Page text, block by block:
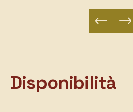
Disponibilità